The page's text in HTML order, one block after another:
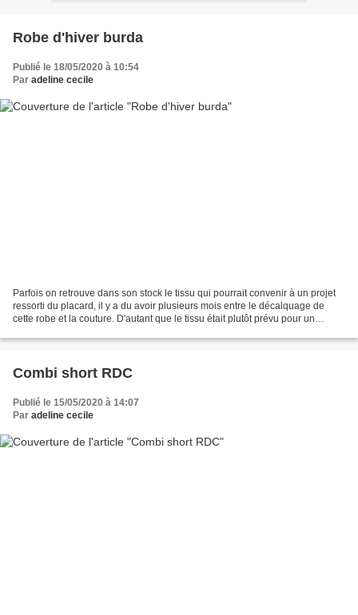
Robe d'hiver burda
Publié le 18/05/2020 à 10:54
Par adeline cecile
Parfois on retrouve dans son stock le tissu qui pourrait convenir à un projet
ressorti du placard, il y a du avoir plusieurs mois entre le décalquage de
cette robe et la couture. D'autant que le tissu était plutôt prévu pour un
Combi short RDC
Publié le 15/05/2020 à 14:07
Par adeline cecile